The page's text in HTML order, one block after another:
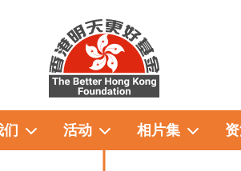
们 活动 相片集